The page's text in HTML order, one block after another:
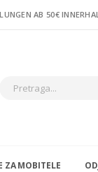
AB 50€
ZA MOBITELE